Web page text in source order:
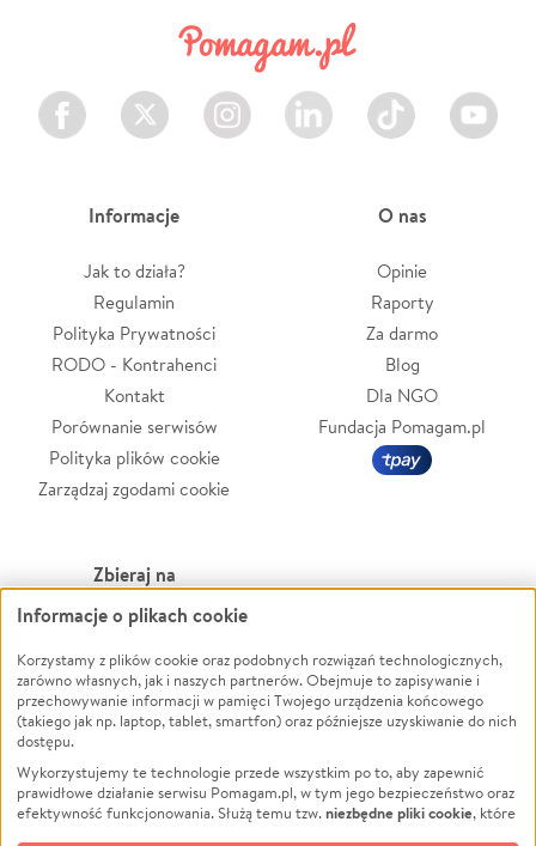
Facebook Twitter Instagram LinkedIn TikTok Youtube
Informacje
Jak to działa?
Regulamin
Polityka Prywatności
RODO - Kontrahenci
Kontakt
Porównanie serwisów
Polityka plików cookie
Zarządzaj zgodami cookie
O nas
Opinie
Raporty
Za darmo
Blog
Dla NGO
Fundacja Pomagam.pl
Zbieraj na
Leczenie
Zwierzęta
Pożar
Ukraina
Pomoc Finansowa
Projekty
Powódź
Wichura
NGO
Edukacja
Podróż
Informacje o plikach cookie
Korzystamy z plików cookie oraz podobnych rozwiązań technologicznych,
zarówno własnych, jak i naszych partnerów. Obejmuje to zapisywanie i
przechowywanie informacji w pamięci Twojego urządzenia końcowego
(takiego jak np. laptop, tablet, smartfon) oraz późniejsze uzyskiwanie do nich
dostępu.
Wykorzystujemy te technologie przede wszystkim po to, aby zapewnić
prawidłowe działanie serwisu Pomagam.pl, w tym jego bezpieczeństwo oraz
efektywność funkcjonowania. Służą temu tzw.niezbędne pliki cookie, które